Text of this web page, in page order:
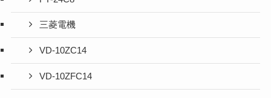
三菱電機
VD-10ZC14
VD-10ZFC14